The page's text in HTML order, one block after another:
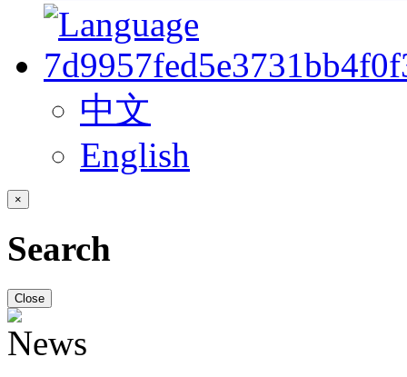
中文
English
×
Search
Close